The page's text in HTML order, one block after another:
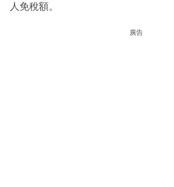
人免稅額。
廣告